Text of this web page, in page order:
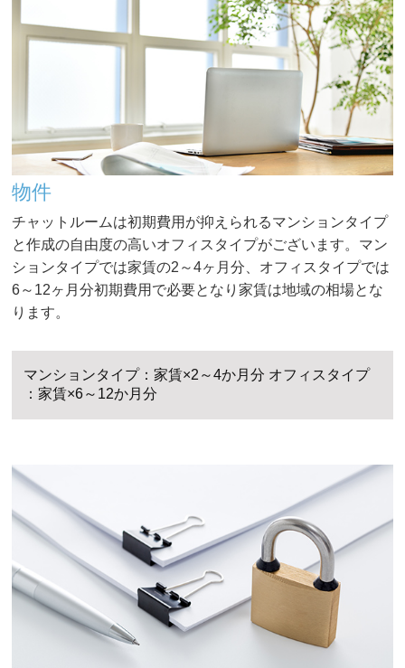
物件
チャットルームは初期費用が抑えられるマンションタイプ
と作成の自由度の高いオフィスタイプがございます。マン
ションタイプでは家賃の2～4ヶ月分、オフィスタイプでは
6～12ヶ月分初期費用で必要となり家賃は地域の相場とな
ります。
マンションタイプ：家賃×2～4か月分 オフィスタイプ
：家賃×6～12か月分